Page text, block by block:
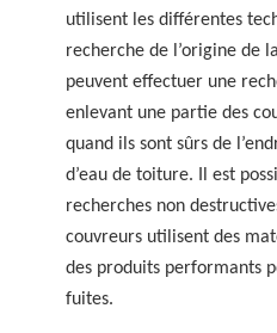
utilisent les différentes
recherche de l’origine de
peuvent effectuer une
enlevant une partie des
quand ils sont sûrs de
d’eau de toiture. Il est
recherches non
couvreurs utilisent des
des produits performants
fuites.